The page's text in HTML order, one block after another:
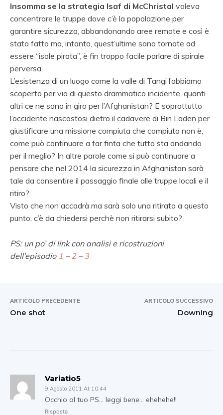
Insomma se la strategia Isaf di McChristal voleva
concentrare le truppe dove c’è la popolazione per
garantire sicurezza, abbandonando aree remote e così è
stato fatto ma, intanto, quest’ultime sono tornate ad
essere “isole pirata”, è fin troppo facile parlare di spirale
perversa.
L’esistenza di un luogo come la valle di Tangi l’abbiamo
scoperto per via di questo drammatico incidente, quanti
altri ce ne sono in giro per l’Afghanistan? E soprattutto
l’occidente nascostosi dietro il cadavere di Bin Laden per
giustificare una missione compiuta che compiuta non è,
come può continuare a far finta che tutto sta andando
per il meglio? In altre parole come si può continuare a
pensare che nel 2014 la sicurezza in Afghanistan sarà
tale da consentire il passaggio finale alle truppe locali e il
ritiro?
Visto che non accadrà ma sarà solo una ritirata a questo
punto, c’è da chiedersi perchè non ritirarsi subito?
PS: un po’ di link con analisi e ricostruzioni
dell’episodio 1 – 2– 3
ARTICOLO PRECEDENTE
One shot
ARTICOLO SUCCESSIVO
Downing
Variatio5
9 Agosto 2011 At 10:44
Occhio al tuo PS… leggi bene… ehehehe!!
Risposta